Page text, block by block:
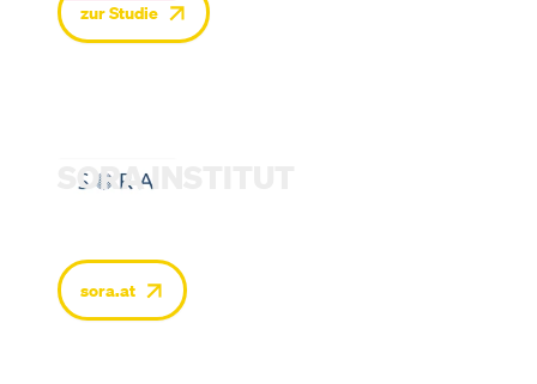
zur Studie
SORA INSTITUT
sora.at